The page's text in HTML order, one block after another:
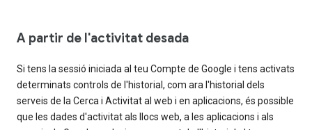
A partir de l'activitat desada
Si tens la sessió iniciada al teu Compte de Google i tens activats
determinats controls de l'historial, com ara l'historial dels
serveis de la Cerca i Activitat al web i en aplicacions, és possible
que les dades d'activitat als llocs web, a les aplicacions i als